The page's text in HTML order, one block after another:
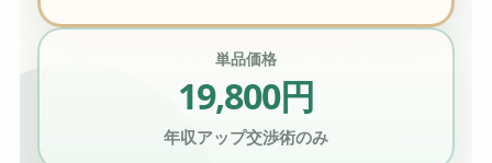
単品価格
19,800円
年収アップ交渉術のみ